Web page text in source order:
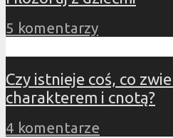
5 komentarzy
Czy istnieje coś, co
charakterem i cnotą?
4 komentarze